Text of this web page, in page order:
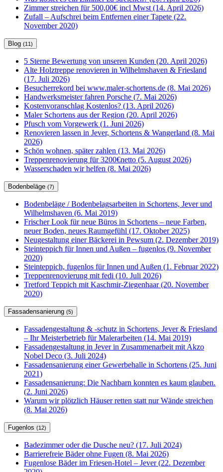
Zimmer streichen für 500,00€ incl Mwst (14. April 2026)
Zufall – Aufschrei beim Entfernen einer Tapete (22.
November 2020)
Blog (11)
5 Sterne Bewertung von unseren Kunden (20. April 2026)
Alte Holztreppe renovieren in Wilhelmshaven & Friesland
(17. Juli 2026)
Besucherrekord bei www.maler-schortens.de (8. Mai 2026)
Handwerksmeister fahren Porsche (7. Mai 2026)
Kostenvoranschlag Kostenlos? (13. April 2026)
Maler Schortens aus der Region (20. April 2026)
Pfusch vom Vorgewerk (1. Juni 2026)
Renovieren lassen in Jever, Schortens & Wangerland (8. Mai
2026)
Schön wohnen, später zahlen (13. Mai 2026)
Treppenrenovierung für 3200€netto (5. August 2026)
Wasserschaden wir helfen (8. Mai 2026)
Bodenbeläge (7)
Bodenbeläge / Bodenbelagsarbeiten in Schortens, Jever und
Wilhelmshaven (6. Mai 2019)
Frischer Look für neue Büros in Schortens – neue Farben,
neuer Boden, neues Raumgefühl (17. Oktober 2025)
Neugestaltung einer Bäckerei in Pewsum (2. Dezember 2019)
Steinteppich für Innen und Außen – fugenlos (9. November
2020)
Steinteppich, fugenlos für Innen und Außen (1. Februar 2022)
Treppenrenovierung mit fedi (10. Juli 2026)
Tretford Teppich mit Kaschmir-Ziegenhaar (20. November
2020)
Fassadensanierung (5)
Fassadengestaltung & -schutz in Schortens, Jever & Friesland
– Ihr Meisterbetrieb für Malerarbeiten (14. Mai 2019)
Fassadengestaltung in Jever in Zusammenarbeit mit Akzo
Nobel Deco (3. Juli 2024)
Fassadensanierung einer Gewerbehalle in Schortens (25. Juni
2021)
Fassadensanierung: Die Nachbarn konnten es kaum glauben.
(2. Juni 2026)
Warum wir plötzlich Häuser retten statt nur Wände streichen
(8. Mai 2026)
Fugenlos (12)
Badezimmer oder die Dusche neu? (17. Juli 2024)
Barrierefreie Bäder ohne Fugen (8. Mai 2026)
Fugenlose Bäder im Friesen-Hotel – Jever (22. Dezember